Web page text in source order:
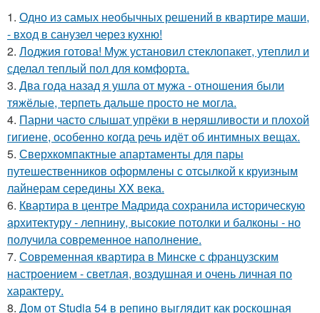
1. Одно из самых необычных решений в квартире маши,
- вход в санузел через кухню!
2. Лоджия готова! Муж установил стеклопакет, утеплил и
сделал теплый пол для комфорта.
3. Два года назад я ушла от мужа - отношения были
тяжёлые, терпеть дальше просто не могла.
4. Парни часто слышат упрёки в неряшливости и плохой
гигиене, особенно когда речь идёт об интимных вещах.
5. Сверхкомпактные апартаменты для пары
путешественников оформлены с отсылкой к круизным
лайнерам середины XX века.
6. Квартира в центре Мадрида сохранила историческую
архитектуру - лепнину, высокие потолки и балконы - но
получила современное наполнение.
7. Современная квартира в Минске с французским
настроением - светлая, воздушная и очень личная по
характеру.
8. Дом от Studia 54 в репино выглядит как роскошная